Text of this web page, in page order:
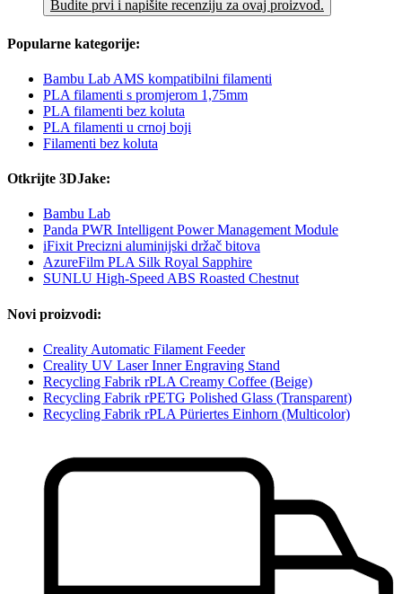
Budite prvi i napišite recenziju za ovaj proizvod.
Popularne kategorije:
Bambu Lab AMS kompatibilni filamenti
PLA filamenti s promjerom 1,75mm
PLA filamenti bez koluta
PLA filamenti u crnoj boji
Filamenti bez koluta
Otkrijte 3DJake:
Bambu Lab
Panda PWR Intelligent Power Management Module
iFixit Precizni aluminijski držač bitova
AzureFilm PLA Silk Royal Sapphire
SUNLU High-Speed ABS Roasted Chestnut
Novi proizvodi:
Creality Automatic Filament Feeder
Creality UV Laser Inner Engraving Stand
Recycling Fabrik rPLA Creamy Coffee (Beige)
Recycling Fabrik rPETG Polished Glass (Transparent)
Recycling Fabrik rPLA Püriertes Einhorn (Multicolor)